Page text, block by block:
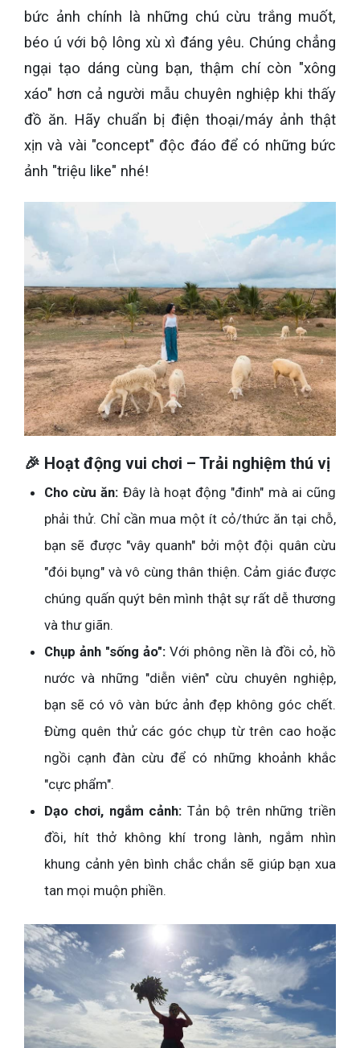
bức ảnh chính là những chú cừu trắng muốt,
béo ú với bộ lông xù xì đáng yêu. Chúng chẳng
ngại tạo dáng cùng bạn, thậm chí còn "xông
xáo" hơn cả người mẫu chuyên nghiệp khi thấy
đồ ăn. Hãy chuẩn bị điện thoại/máy ảnh thật
xịn và vài "concept" độc đáo để có những bức
ảnh "triệu like" nhé!
🎉 Hoạt động vui chơi – Trải nghiệm thú vị
Cho cừu ăn: Đây là hoạt động "đinh" mà ai cũng
phải thử. Chỉ cần mua một ít cỏ/thức ăn tại chỗ,
bạn sẽ được "vây quanh" bởi một đội quân cừu
"đói bụng" và vô cùng thân thiện. Cảm giác được
chúng quấn quýt bên mình thật sự rất dễ thương
và thư giãn.
Chụp ảnh "sống ảo": Với phông nền là đồi cỏ, hồ
nước và những "diễn viên" cừu chuyên nghiệp,
bạn sẽ có vô vàn bức ảnh đẹp không góc chết.
Đừng quên thử các góc chụp từ trên cao hoặc
ngồi cạnh đàn cừu để có những khoảnh khắc
"cực phẩm".
Dạo chơi, ngắm cảnh: Tản bộ trên những triền
đồi, hít thở không khí trong lành, ngắm nhìn
khung cảnh yên bình chắc chắn sẽ giúp bạn xua
tan mọi muộn phiền.